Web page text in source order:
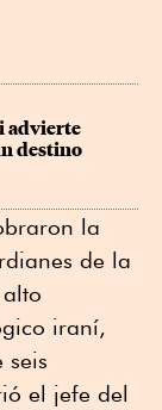
advierte
destino
la
de la
iraní,
seis
el jefe del